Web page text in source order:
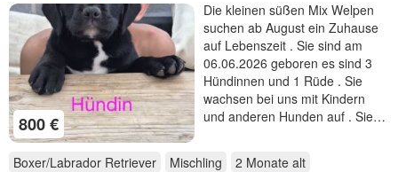
800 €
Die kleinen süßen Mix Welpen
suchen ab August ein Zuhause
auf Lebenszeit . Sie sind am
06.06.2026 geboren es sind 3
Hündinnen und 1 Rüde . Sie
wachsen bei uns mit Kindern
und anderen Hunden auf . Sie…
Boxer/Labrador Retriever Mischling 2 Monate alt